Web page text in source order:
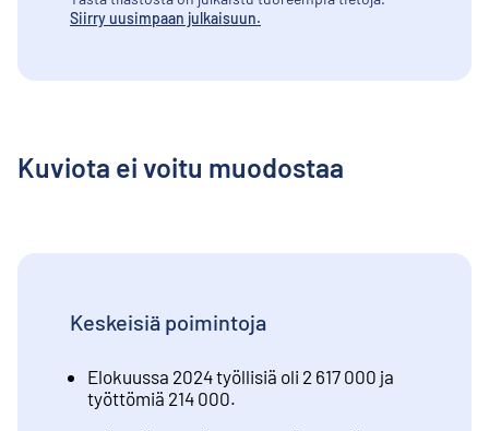
Siirry uusimpaan julkaisuun.
Kuviota ei voitu muodostaa
Keskeisiä poimintoja
Elokuussa 2024 työllisiä oli 2 617 000 ja
työttömiä 214 000.